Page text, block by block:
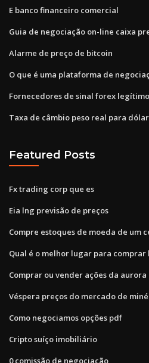
E banco financeiro comercial
Guia de negociação on-line caixa
Alarme de preço de bitcoin
O que é uma plataforma de
Fornecedores de sinal forex
Taxa de câmbio peso real para
Featured Posts
Fx trading corp que es
Eia lng previsão de preços
Compre estoques de moeda de um
Qual é o melhor lugar para comprar
Comprar ou vender ações da aurora
Véspera preços do mercado de
Como negociamos opções pdf
Cripto suíço imobiliário
0 comissão de negociação